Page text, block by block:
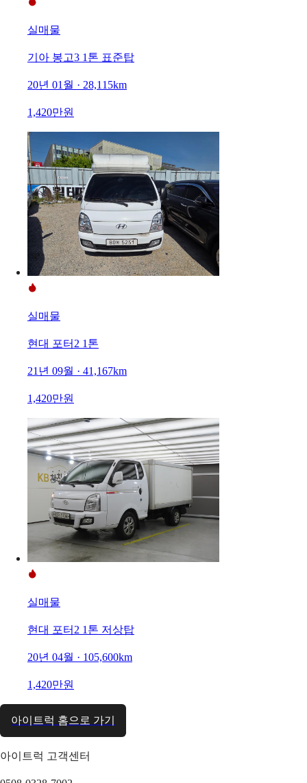
실매물
기아 봉고3 1톤 표준탑
20년 01월 · 28,115km
1,420만원
실매물
현대 포터2 1톤
21년 09월 · 41,167km
1,420만원
실매물
현대 포터2 1톤 저상탑
20년 04월 · 105,600km
1,420만원
아이트럭 홈으로 가기
아이트럭 고객센터